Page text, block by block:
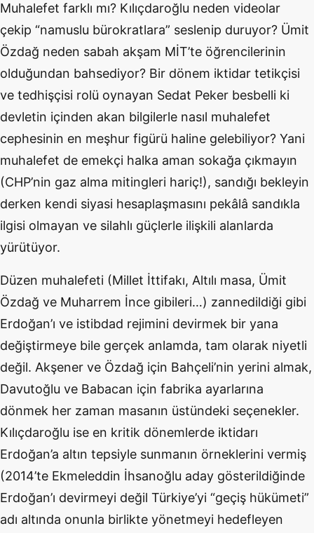
Muhalefet farklı mı? Kılıçdaroğlu neden videolar
çekip “namuslu bürokratlara” seslenip duruyor? Ümit
Özdağ neden sabah akşam MİT’te öğrencilerinin
olduğundan bahsediyor? Bir dönem iktidar tetikçisi
ve tedhişçisi rolü oynayan Sedat Peker besbelli ki
devletin içinden akan bilgilerle nasıl muhalefet
cephesinin en meşhur figürü haline gelebiliyor? Yani
muhalefet de emekçi halka aman sokağa çıkmayın
(CHP’nin gaz alma mitingleri hariç!), sandığı bekleyin
derken kendi siyasi hesaplaşmasını pekâlâ sandıkla
ilgisi olmayan ve silahlı güçlerle ilişkili alanlarda
yürütüyor.
Düzen muhalefeti (Millet İttifakı, Altılı masa, Ümit
Özdağ ve Muharrem İnce gibileri…) zannedildiği gibi
Erdoğan’ı ve istibdad rejimini devirmek bir yana
değiştirmeye bile gerçek anlamda, tam olarak niyetli
değil. Akşener ve Özdağ için Bahçeli’nin yerini almak,
Davutoğlu ve Babacan için fabrika ayarlarına
dönmek her zaman masanın üstündeki seçenekler.
Kılıçdaroğlu ise en kritik dönemlerde iktidarı
Erdoğan’a altın tepsiyle sunmanın örneklerini vermiş
(2014’te Ekmeleddin İhsanoğlu aday gösterildiğinde
Erdoğan’ı devirmeyi değil Türkiye’yi “geçiş hükümeti”
adı altında onunla birlikte yönetmeyi hedefleyen